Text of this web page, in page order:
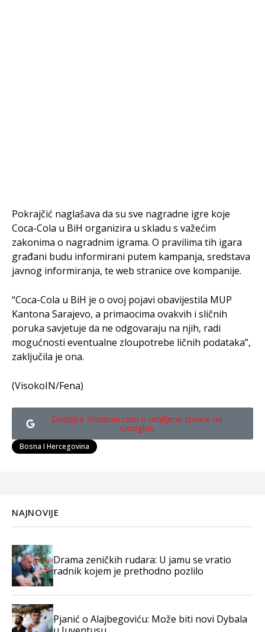
Pokrajčić naglašava da su sve nagradne igre koje
Coca-Cola u BiH organizira u skladu s važećim
zakonima o nagradnim igrama. O pravilima tih igara
građani budu informirani putem kampanja, sredstava
javnog informiranja, te web stranice ove kompanije.
“Coca-Cola u BiH je o ovoj pojavi obavijestila MUP
Kantona Sarajevo, a primaocima ovakvih i sličnih
poruka savjetuje da ne odgovaraju na njih, radi
mogućnosti eventualne zloupotrebe ličnih podataka”,
zaključila je ona.
(VisokoIN/Fena)
Dodajte Visokoin.com u omiljene izvore na
Googleu
Bosna I Hercegovina
NAJNOVIJE
Drama zeničkih rudara: U jamu se vratio
radnik kojem je prethodno pozlilo
Pjanić o Alajbegoviću: Može biti novi Dybala